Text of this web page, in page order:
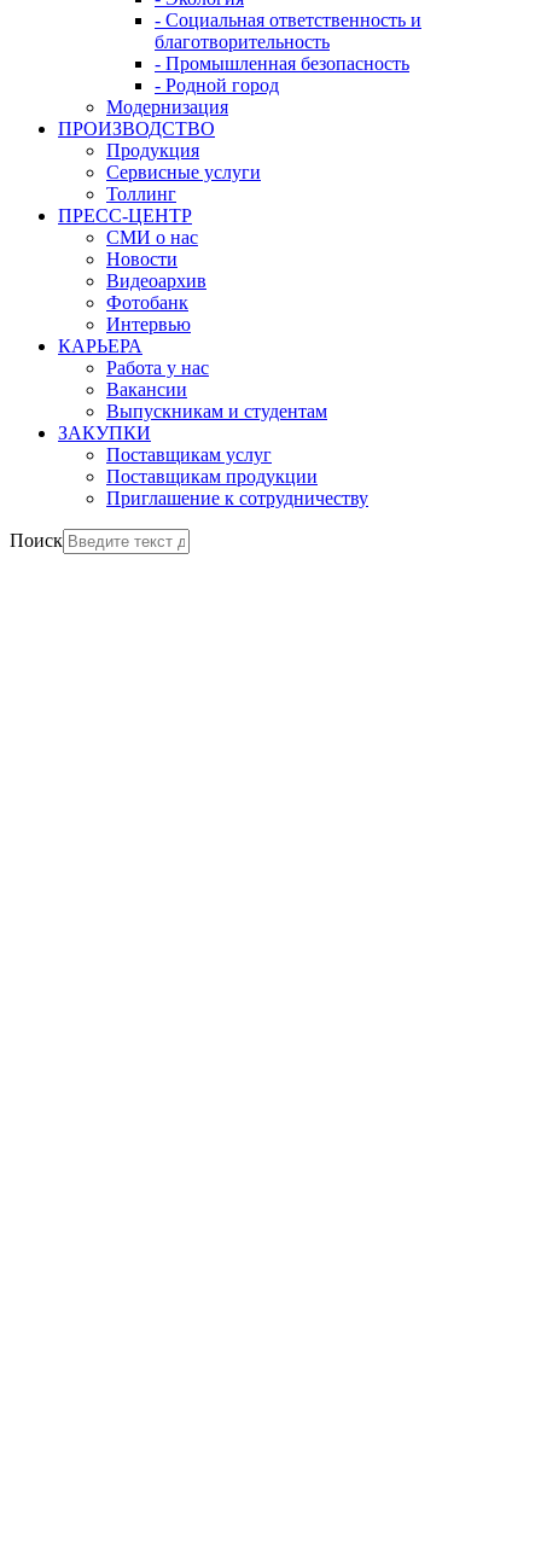
- Социальная ответственность и
благотворительность
- Промышленная безопасность
- Родной город
Модернизация
ПРОИЗВОДСТВО
Продукция
Сервисные услуги
Толлинг
ПРЕСС-ЦЕНТР
СМИ о нас
Новости
Видеоархив
Фотобанк
Интервью
КАРЬЕРА
Работа у нас
Вакансии
Выпускникам и студентам
ЗАКУПКИ
Поставщикам услуг
Поставщикам продукции
Приглашение к сотрудничеству
Поиск